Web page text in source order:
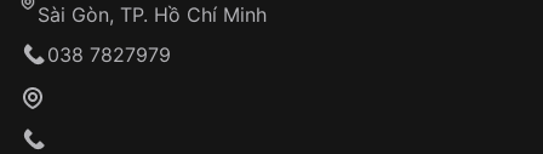
Khách hàng kiểm tra và thanh toán trực tiếp
Sài Gòn, TP. Hồ Chí Minh
038 7827979